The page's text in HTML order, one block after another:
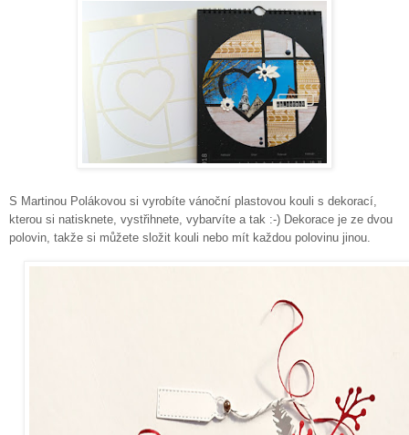
S Martinou Polákovou si vyrobíte vánoční plastovou kouli s dekorací,
kterou si natisknete, vystřihnete, vybarvíte a tak :-) Dekorace je ze dvou
polovin, takže si můžete složit kouli nebo mít každou polovinu jinou.